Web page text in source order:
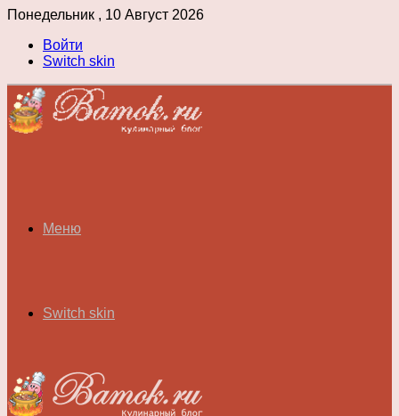
Понедельник , 10 Август 2026
Войти
Switch skin
Меню
Switch skin